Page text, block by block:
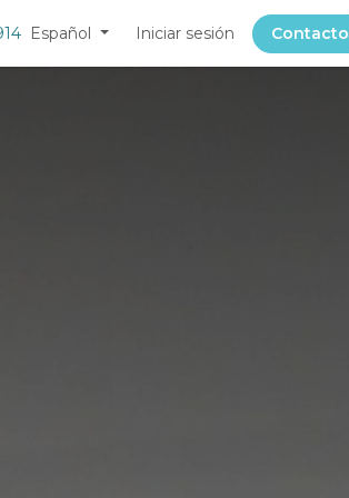
Español Iniciar sesión Contacto